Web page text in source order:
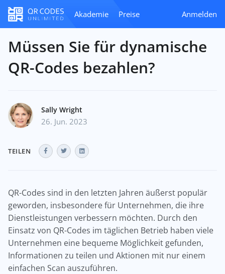
Akademie Preise Anmelden
Müssen Sie für dynamische
QR-Codes bezahlen?
Sally Wright
26. Jun. 2023
TEILEN
QR-Codes sind in den letzten Jahren äußerst populär
geworden, insbesondere für Unternehmen, die ihre
Dienstleistungen verbessern möchten. Durch den
Einsatz von QR-Codes im täglichen Betrieb haben viele
Unternehmen eine bequeme Möglichkeit gefunden,
Informationen zu teilen und Aktionen mit nur einem
einfachen Scan auszuführen.